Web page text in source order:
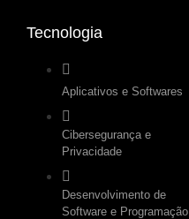
Tecnologia
Aplicativos e Softwares
Cibersegurança e
Privacidade
Desenvolvimento de
Software e Programação